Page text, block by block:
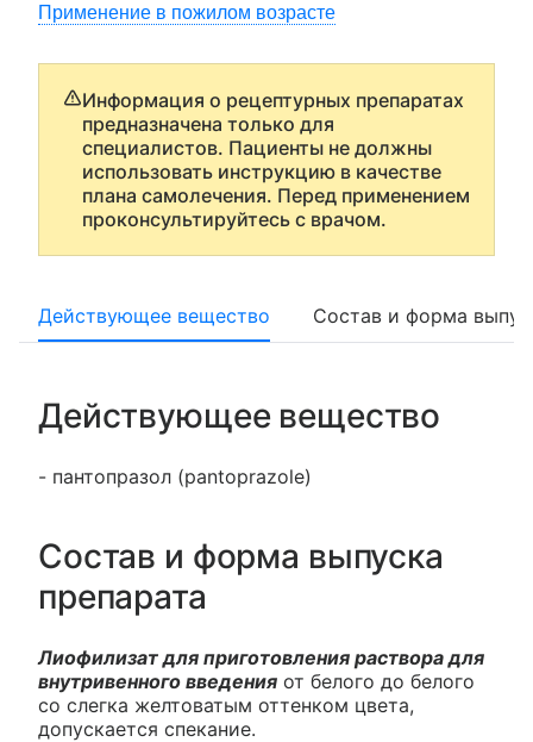
Применение в пожилом возрасте
Информация о рецептурных препаратах
предназначена только для
специалистов. Пациенты не должны
использовать инструкцию в качестве
плана самолечения. Перед применением
проконсультируйтесь с врачом.
Действующее вещество Состав и форма
Действующее вещество
- пантопразол (pantoprazole)
Состав и форма выпуска
препарата
Лиофилизат для приготовления раствора для
внутривенного введения от белого до белого
со слегка желтоватым оттенком цвета,
допускается спекание.